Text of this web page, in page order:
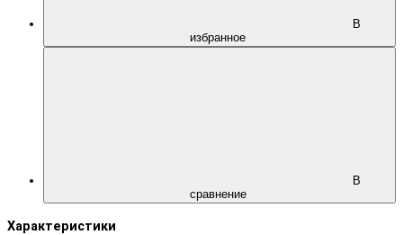
В
избранное
В
сравнение
Характеристики